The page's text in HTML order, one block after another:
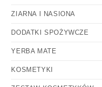
ZIARNA I NASIONA
DODATKI SPOŻYWCZE
YERBA MATE
KOSMETYKI